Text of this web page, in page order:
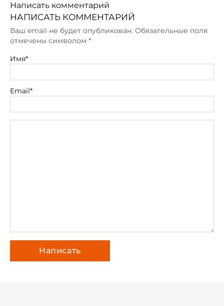
Написать комментарий
НАПИСАТЬ КОММЕНТАРИЙ
Ваш email не будет опубликован. Обязательные поля
отмечены символом *
Имя*
Email*